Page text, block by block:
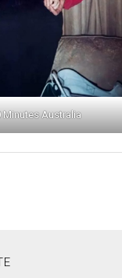
Minutes Australia